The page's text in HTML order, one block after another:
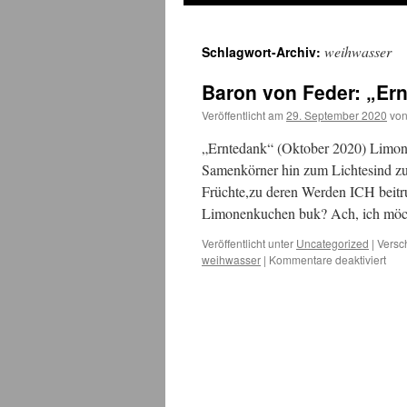
Schlagwort-Archiv: weihwasser
Baron von Feder:
Veröffentlicht am 29. September 2020 von
„Erntedank“ (Oktober 2020)
Samenkörner hin zum Lichtesind
Früchte,zu deren Werden ICH
Limonenkuchen buk? Ach, ich
Veröffentlicht unter Uncategorized |
weihwasser | Kommentare deaktiviertfür